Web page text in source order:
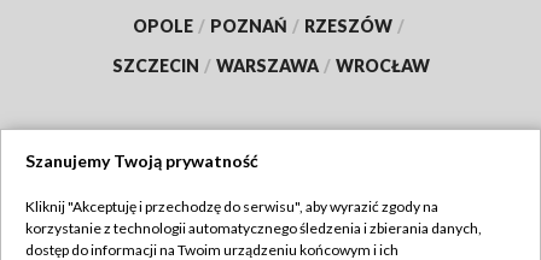
OPOLE / POZNAŃ / RZESZÓW /
SZCZECIN / WARSZAWA / WROCŁAW
TVP
Szanujemy Twoją prywatność
Kliknij "Akceptuję i przechodzę do serwisu", aby wyrazić zgody na
korzystanie z technologii automatycznego śledzenia i zbierania danych,
dostęp do informacji na Twoim urządzeniu końcowym i ich